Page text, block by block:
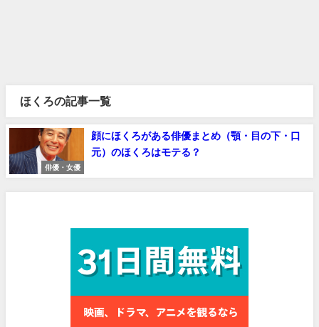
ほくろの記事一覧
俳優・女優
顔にほくろがある俳優まとめ（顎・目の下・口
元）のほくろはモテる？